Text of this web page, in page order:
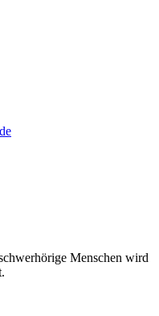
Menschen wird